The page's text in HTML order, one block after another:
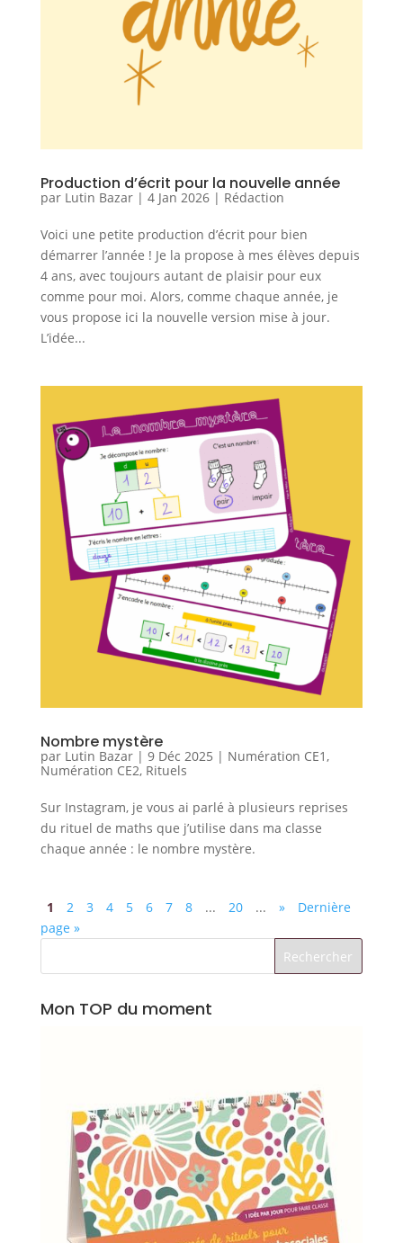
Production d’écrit pour la nouvelle année
par Lutin Bazar| 4 Jan 2026| Rédaction
Voici une petite production d’écrit pour bien
démarrer l’année ! Je la propose à mes élèves depuis
4 ans, avec toujours autant de plaisir pour eux
comme pour moi. Alors, comme chaque année, je
vous propose ici la nouvelle version mise à jour.
L’idée...
Nombre mystère
par Lutin Bazar| 9 Déc 2025 | Numération CE1,
Numération CE2, Rituels
Sur Instagram, je vous ai parlé à plusieurs reprises
du rituel de maths que j’utilise dans ma classe
chaque année : le nombre mystère.
1 2 3 4 5 6 7 8 ... 20 ... »
Dernière
page »
Mon TOP du moment